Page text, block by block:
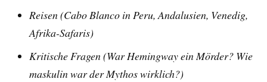
Reisen (Cabo Blanco in Peru, Andalusien, Venedig,
Afrika-Safaris)
Kritische Fragen (War Hemingway ein Mörder? Wie
maskulin war der Mythos wirklich?)